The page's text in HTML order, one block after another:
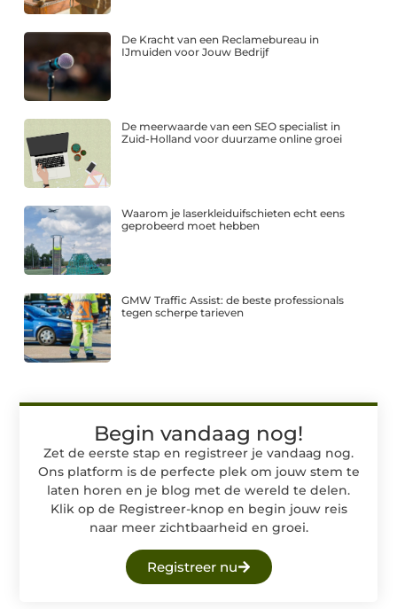
De Kracht van een Reclamebureau in
IJmuiden voor Jouw Bedrijf
De meerwaarde van een SEO specialist in
Zuid-Holland voor duurzame online groei
Waarom je laserkleiduifschieten echt eens
geprobeerd moet hebben
GMW Traffic Assist: de beste professionals
tegen scherpe tarieven
Begin vandaag nog!
Zet de eerste stap en registreer je vandaag nog.
Ons platform is de perfecte plek om jouw stem te
laten horen en je blog met de wereld te delen.
Klik op de Registreer-knop en begin jouw reis
naar meer zichtbaarheid en groei.
Registreer nu